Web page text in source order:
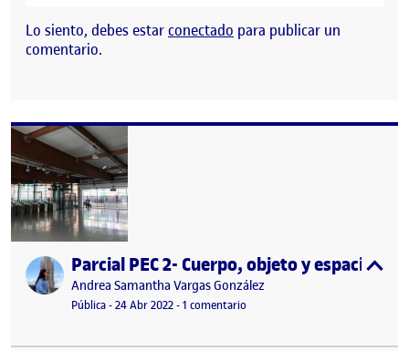
Lo siento, debes estarconectado para publicar un
comentario.
Publicado porParcial PEC 2- Cuerpo, objeto y espacio.
Publicado por
Andrea Samantha Vargas González
Visibilidad:
Pública-Fecha de publicación
24 Abr 2022-1 comentario